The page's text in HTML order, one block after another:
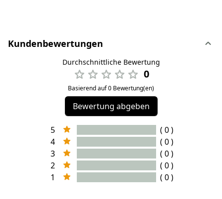
Kundenbewertungen
Durchschnittliche Bewertung
0
Basierend auf 0 Bewertung(en)
Bewertung abgeben
5
( 0 )
4
( 0 )
3
( 0 )
2
( 0 )
1
( 0 )